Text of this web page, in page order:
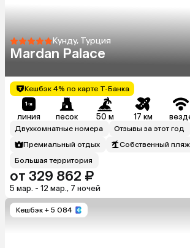
Кунду, Турция
Mardan Palace
Кешбэк 4% по карте Т-Банка
линия песок 50 м 17 км
Двухкомнатные номера
Отзывы за этот год
Премиальный отдых
Собственный пляж
Большая территория
от 329 862 ₽
5 мар. - 12 мар., 7 ночей
Кешбэк + 5 084